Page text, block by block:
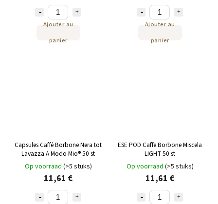
Ajouter au
panier
Ajouter au
panier
Capsules Caffé Borbone Nera tot
Lavazza A Modo Mio® 50 st
Op voorraad (>5 stuks)
11,61 €
ESE POD Caffe Borbone Miscela
LIGHT 50 st
Op voorraad (>5 stuks)
11,61 €